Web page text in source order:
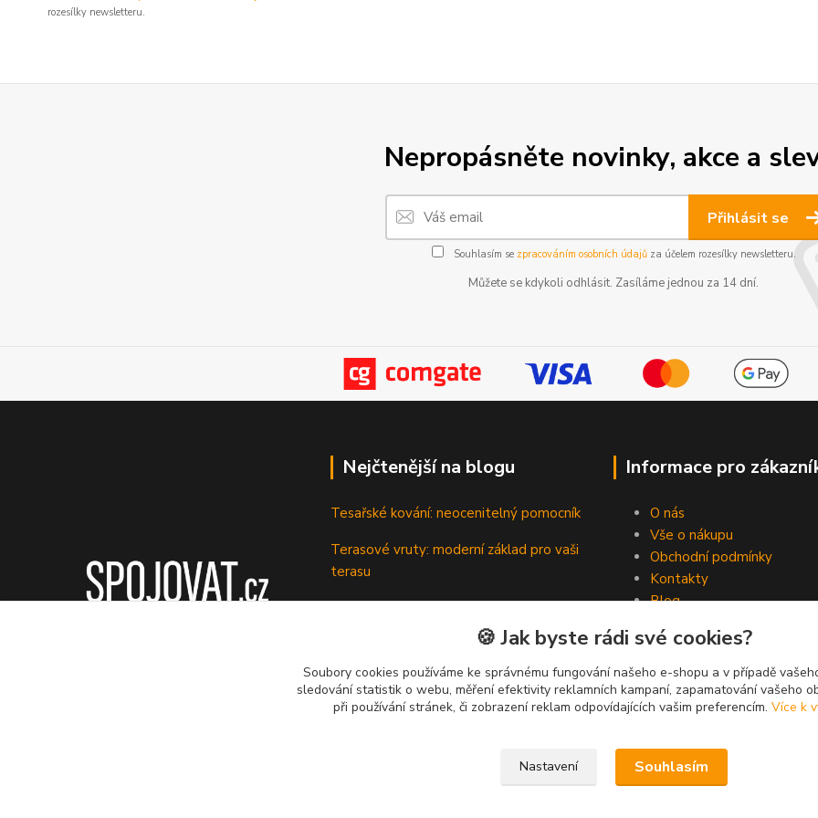
rozesílky newsletteru.
Nepropásněte novinky, akce a
Přihlásit se
Souhlasím se zpracováním osobních údajůza účelem rozesílky newsletteru.
Můžete se kdykoli odhlásit. Zasíláme jednou za 14 dní.
Nejčtenější na blogu
Tesařské kování: neocenitelný pomocník
Terasové vruty: moderní základ pro vaši
terasu
Informace pro
O nás
Vše o nákupu
Obchodní podmínky
Kontakty
Blog
🍪 Jak byste rádi své cookies?
Soubory cookies používáme ke správnému fungování našeho e-shopu a v případě
sledování statistik o webu, měření efektivity reklamních kampaní, zapamatování vašeho
při používání stránek, či zobrazení reklam odpovídajících vašim preferencím. Více k
Nastavení Souhlasím